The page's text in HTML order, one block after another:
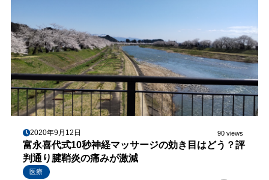
2020年9月12日 90 views
富永喜代式10秒神経マッサージの効き目はどう？評
判通り腱鞘炎の痛みが激減
医療